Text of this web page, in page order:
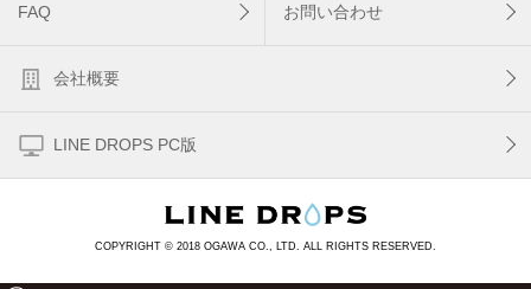
FAQ お問い合わせ
会社概要
LINE DROPS PC版
COPYRIGHT © 2018 OGAWA CO., LTD. ALL RIGHTS RESERVED.